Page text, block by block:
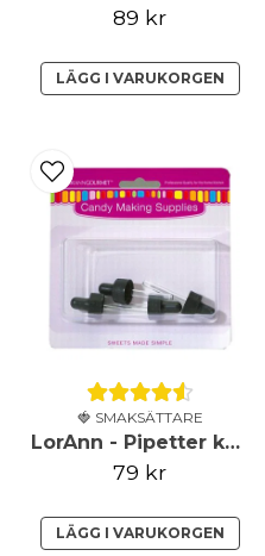
89 kr
LÄGG I VARUKORGEN
🍓 SMAKSÄTTARE
LorAnn - Pipetter kort (låsbar) - 4-pack
79 kr
LÄGG I VARUKORGEN